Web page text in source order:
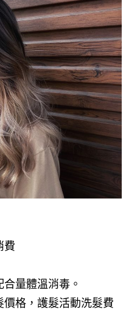
費
量體溫消毒。
格，護髮活動洗髮費